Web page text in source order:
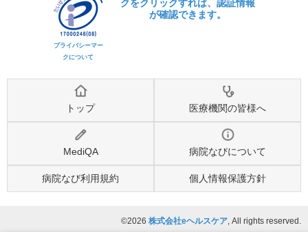
プライバシーマー
クについて
トップ 医療機関の皆様へ
MediQA 病院なびについて
病院なび利用規約 個人情報保護方針
©2026 株式会社eヘルスケア, All rights reserved.